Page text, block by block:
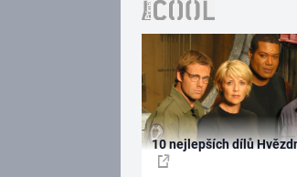
10 nejlepších dílů